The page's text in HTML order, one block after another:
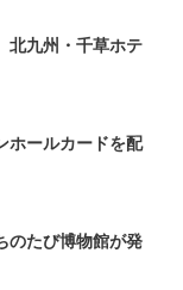
北九州・千草ホテ
ホールカードを配
のたび博物館が発